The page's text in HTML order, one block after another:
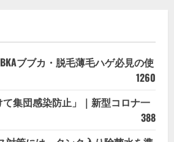
ブブカ・脱毛薄毛ハゲ必見の使
1260
て集団感染防止」｜新型コロナ一
388